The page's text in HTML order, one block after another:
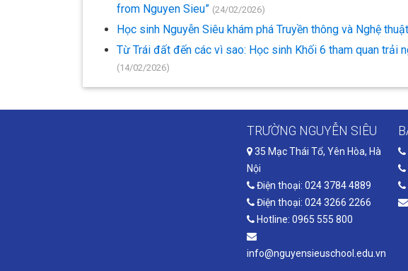
from Nguyen Sieu” (24/02/2026)
Học sinh Nguyễn Siêu khám phá Truyền thông và Nghệ
Từ Trái đất đến các vì sao: Học sinh Khối 6 tham quan trải
(14/02/2026)
TRƯỜNG NGUYỄN SIÊU
35 Mạc Thái Tổ, Yên Hòa, Hà
Nội
Điện thoại: 024 3784 4889
Điện thoại: 024 3266 2266
Hotline: 0965 555 800
info@nguyensieuschool.edu.vn